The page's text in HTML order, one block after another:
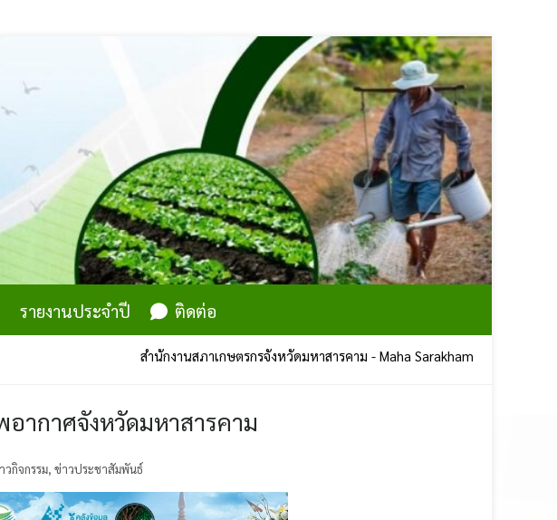
รายงานประจำปี ติดต่อ
สำนักงานสภาเกษตรกรจังหวัดมหาสารคาม - Maha Sarakham Farmers Council |
ากาศจังหวัดมหาสารคาม
วกิจกรรม, ข่าวประชาสัมพันธ์